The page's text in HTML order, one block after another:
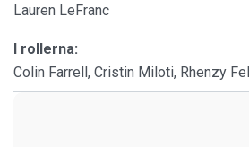
Lauren LeFranc
I rollerna:
Colin Farrell, Cristin Miloti, Rhenzy